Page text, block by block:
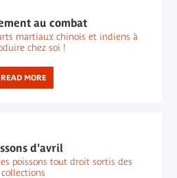
au combat
martiaux chinois et indiens à
chez soi !
READ MORE
d'avril
poissons tout droit sortis des
collections